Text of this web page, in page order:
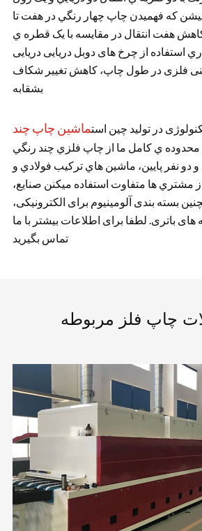
که فهميدن چاپ چهار رنگي در هفت تا
هفت انتقال در مقايسه با يک قطره ي
استفاده از چرخ های دوبل دریایی دریایی
فلزی در طول چاپ، کاهش تغيير شکاف
بشقابه
در تولید چین استماشین چاپ چند
ي کامل ما از چاپ فلزي چند رنگي
دو نفر پايين، ماشين هاي ترکيب فولادي و
مشتري ها متفاوت استفاده ميکنن صنایع،
بسته بندی آلومینیوم برای الکترونیکی،
باتری. لطفا برای اطلاعات بیشتر با ما
تماس بگیرید
چاپ فلز مربوطه